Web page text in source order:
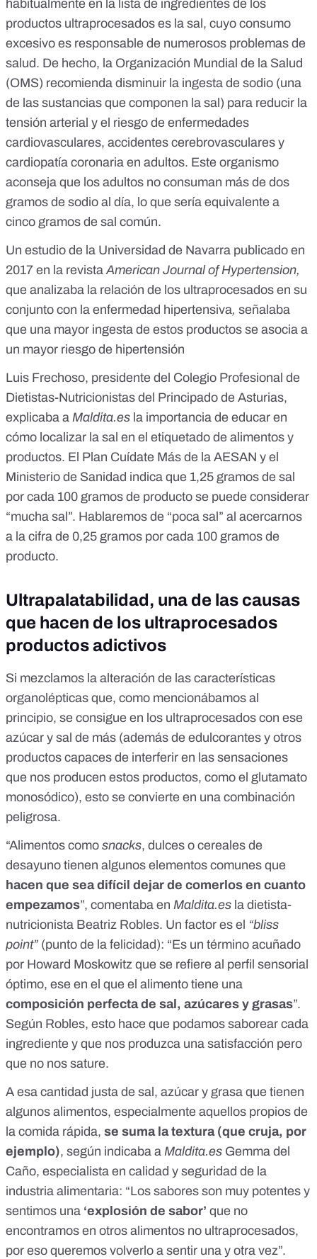
habitualmente en la lista de ingredientes de los
productos ultraprocesados es la sal, cuyo consumo
excesivo es responsable de numerosos problemas de
salud. De hecho, la Organización Mundial de la Salud
(OMS) recomienda disminuir la ingesta de sodio (una
de las sustancias que componen la sal) para reducir la
tensión arterial y el riesgo de enfermedades
cardiovasculares, accidentes cerebrovasculares y
cardiopatía coronaria en adultos. Este organismo
aconseja que los adultos no consuman más de dos
gramos de sodio al día, lo que sería equivalente a
cinco gramos de sal común.
Un estudio de la Universidad de Navarra publicado en
2017 en la revistaAmerican Journal of Hypertension,
que analizaba la relación de los ultraprocesados en su
conjunto con la enfermedad hipertensiva, señalaba
que una mayor ingesta de estos productos se asocia a
un mayor riesgo de hipertensión
Luis Frechoso, presidente del Colegio Profesional de
Dietistas-Nutricionistas del Principado de Asturias,
explicaba a Maldita.es a importancia de educar en
cómo localizar la sal en el etiquetado de alimentos y
productos. El Plan Cuídate Más de la AESAN y el
Ministerio de Sanidad indica que 1,25 gramos de sal
por cada 100 gramos de producto se puede considerar
“mucha sal”. Hablaremos de “poca sal” al acercarnos
a la cifra de 0,25 gramos por cada 100 gramos de
producto.
Ultrapalatabilidad, una de las causas
que hacen de los ultraprocesados
productos adictivos
Si mezclamos la alteración de las características
organolépticas que, como mencionábamos al
principio, se consigue en los ultraprocesados con ese
azúcar y sal de más (además de edulcorantes y otros
productos capaces de interferir en las sensaciones
que nos producen estos productos, como el glutamato
monosódico), esto se convierte en una combinación
peligrosa.
“Alimentos como snacks, dulces o cereales de
desayuno tienen algunos elementos comunes que
hacen que sea difícil dejar de comerlos en cuanto
empezamos”, comentaba en Maldita.es la dietista-
nutricionista Beatriz Robles. Un factor es el “bliss
point” (punto de la felicidad): “Es un término acuñado
por Howard Moskowitz que se refiere al perfil sensorial
óptimo, ese en el que el alimento tiene una
composición perfecta de sal, azúcares y grasas”.
Según Robles, esto hace que podamos saborear cada
ingrediente y que nos produzca una satisfacción pero
que no nos sature.
A esa cantidad justa de sal, azúcar y grasa que tienen
algunos alimentos, especialmente aquellos propios de
la comida rápida, se suma la textura (que cruja, por
ejemplo), según indicaba a Maldita.es Gemma del
Caño, especialista en calidad y seguridad de la
industria alimentaria: “Los sabores son muy potentes y
sentimos una ‘explosión de sabor’ que no
encontramos en otros alimentos no ultraprocesados,
por eso queremos volverlo a sentir una y otra vez”.